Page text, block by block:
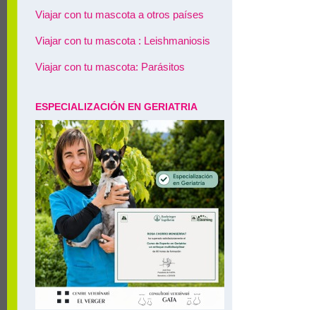
Viajar con tu mascota a otros países
Viajar con tu mascota : Leishmaniosis
Viajar con tu mascota: Parásitos
ESPECIALIZACIÓN EN GERIATRIA